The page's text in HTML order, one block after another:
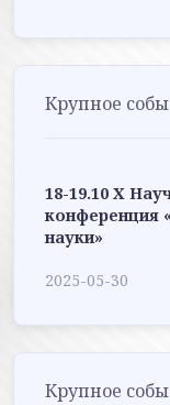
Крупное
18-19.10 X
конференция
науки»
2025-05-30
Крупное